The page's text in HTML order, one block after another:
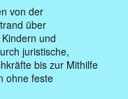
von der
über
und
juristische,
bis zur Mithilfe
ohne feste